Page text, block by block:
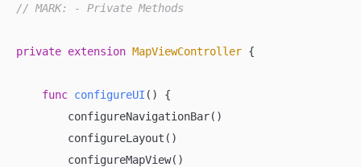
// MARK: - Private Methods
private extension MapViewController {
func configureUI ()
{
        configureNavigationBar()
        configureLayout()
        configureMapView()